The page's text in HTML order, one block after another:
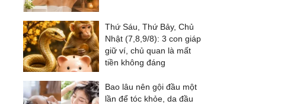
Thứ Sáu, Thứ Bảy, Chủ
Nhật (7,8,9/8): 3 con giáp
giữ ví, chủ quan là mất
tiền không đáng
Bao lâu nên gội đầu một
lần để tóc khỏe, da đầu